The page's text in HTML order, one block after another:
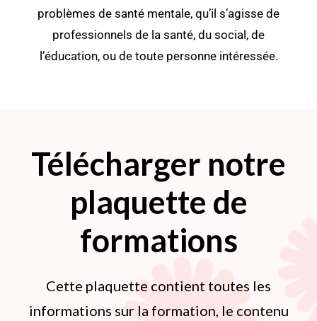
problèmes de santé mentale, qu’il s’agisse de
professionnels de la santé, du social, de
l’éducation, ou de toute personne intéressée.
Télécharger notre
plaquette de
formations
Cette plaquette contient toutes les
informations sur la formation, le contenu